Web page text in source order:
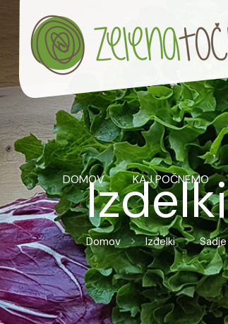
DOMOV KAJ POČNEMO
Izdelki
Domov Izdelki Sadje